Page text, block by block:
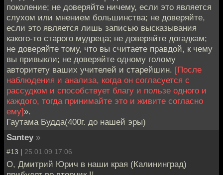
поколение; не доверяйте ничему, если это является
слухом или мнением большинства; не доверяйте,
если это является лишь записью высказывания
какого-то старого мудреца; не доверяйте догадкам;
не доверяйте тому, что вы считаете правдой, к чему
вы привыкли; не доверяйте одному голому
авторитету ваших учителей и старейшин. [После
наблюдения и анализа, когда он согласуется с
рассудком и способствует благу и пользе одного и
каждого, тогда принимайте это и живите согласно
ему]».
Гаутама Будда(400г. до нашей эры)
Santey »
#13 | 25.01.09 17:06
О, Дмитрий Юрич в наши края (Калининград)